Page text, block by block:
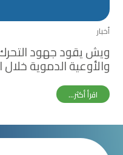
أخبار
ويش يقود جهود
والأوعية الدموية خلال
اقرأ أكثر...